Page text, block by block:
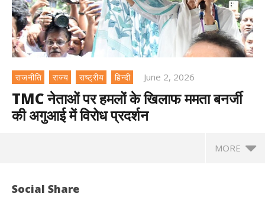
राजनीति राज्य राष्ट्रीय हिन्दी June 2, 2026
TMC नेताओं पर हमलों के खिलाफ ममता बनर्जी
की अगुआई में विरोध प्रदर्शन
MORE
Social Share